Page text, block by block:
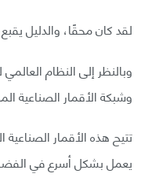
لقد كان محقًا، والدليل
وشبكة الأقمار الصناعية
تتيح هذه الأقمار
يعمل بشكل أسرع في